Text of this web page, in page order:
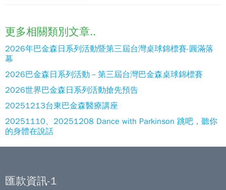
更多相關類別文章..
2026年巴金森日系列活動暨第三屆台灣桌球錦標賽-圓滿落
幕
2026巴金森日系列活動－第三屆台灣巴金森桌球錦標賽
2026世界巴金森日系列活動搶先預告
20251213台東巴金森醫療講座
20251110、20251208 Dance with Parkinson 跳吧，聽你
的身體在說話
匯款資訊-1